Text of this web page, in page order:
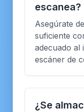
escanea?
Asegúrate
suficiente
adecuado al
escáner de
¿Se